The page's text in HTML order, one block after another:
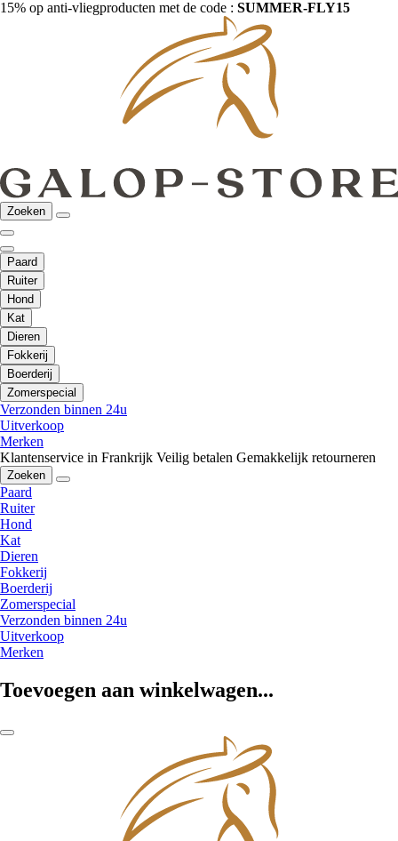
15% op anti-vliegproducten met de code : SUMMER-FLY15
Zoeken
Paard
Ruiter
Hond
Kat
Dieren
Fokkerij
Boerderij
Zomerspecial
Verzonden binnen 24u
Uitverkoop
Merken
Klantenservice in Frankrijk Veilig betalen Gemakkelijk retourneren
Zoeken
Paard
Ruiter
Hond
Kat
Dieren
Fokkerij
Boerderij
Zomerspecial
Verzonden binnen 24u
Uitverkoop
Merken
Toevoegen aan winkelwagen...